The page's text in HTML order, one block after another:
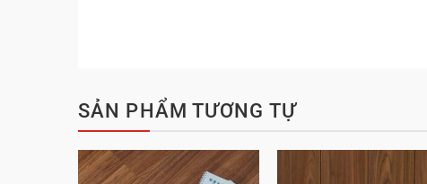
SẢN PHẨM TƯƠNG TỰ